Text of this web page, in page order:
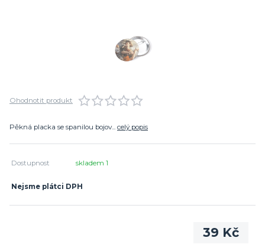
Ohodnotit produkt
Pěkná placka se spanilou bojov... celý popis
Dostupnost skladem 1
Nejsme plátci DPH
39 Kč